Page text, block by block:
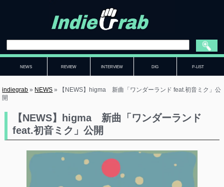
NEWS REVIEW INTERVIEW DIG P-LIST
indiegrab » NEWS »
【NEWS】higma 新曲「ワンダーランド feat.初音ミク」公
開
【NEWS】higma 新曲「ワンダーランド
feat.初音ミク」公開